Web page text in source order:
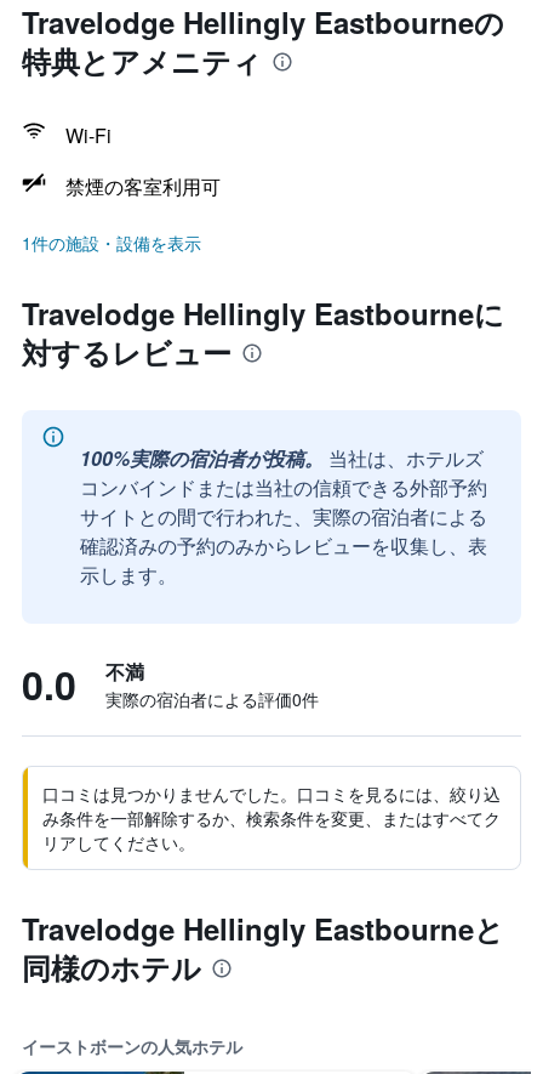
Travelodge Hellingly Eastbourneの
特典とアメニティ
Wi-Fi
禁煙の客室利用可
1件の施設・設備を表示
Travelodge Hellingly Eastbourneに
対するレビュー
100%実際の宿泊者が投稿。
当社は、ホテルズ
コンバインドまたは当社の信頼できる外部予約
サイトとの間で行われた、実際の宿泊者による
確認済みの予約のみからレビューを収集し、表
示します。
0.0 不満
実際の宿泊者による評価0​件
口コミは見つかりませんでした。口コミを見るには、絞り込
み条件を一部解除するか、検索条件を変更、またはすべてク
リアしてください。
Travelodge Hellingly Eastbourneと
同様のホテル
イーストボーンの人気ホテル